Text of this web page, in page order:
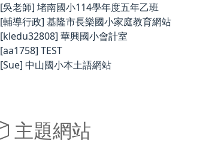
[吳老師] 堵南國小114學年度五年乙班
[輔導行政] 基隆市長樂國小家庭教育網站
[kledu32808] 華興國小會計室
[aa1758] TEST
[Sue] 中山國小本土語網站
主題網站